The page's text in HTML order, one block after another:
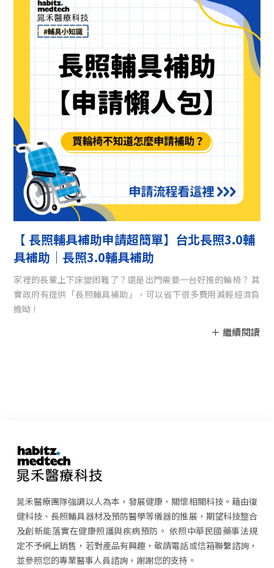
【 長照輔具補助申請超簡單】台北長照3.0輔
具補助｜長照3.0輔具補助
家裡的長輩上下床變困難了？還是出門需要一台好推的輪椅？ 其
實政府有提供「長照輔具補助」，可以省下很多費用減輕經濟負
擔呦！
晁禾醫療團隊強調以人為本，發展健康、關懷相關科技。藉由復
健科技、長照輔具器材及預防醫學等儀器的推展，期望科技整合
及創新能落實在健康照護與疾病預防。 依照中華民國藥事法規
定不予網上銷售，若對產品有興趣，敬請電話或信箱聯繫諮詢，
並參照您的專業醫事人員諮詢，謝謝您的支持。